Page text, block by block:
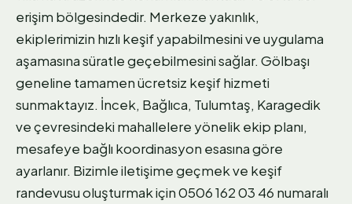
erişim bölgesindedir. Merkeze yakınlık,
ekiplerimizin hızlı keşif yapabilmesini ve uygulama
aşamasına süratle geçebilmesini sağlar. Gölbaşı
geneline tamamen ücretsiz keşif hizmeti
sunmaktayız. İncek, Bağlıca, Tulumtaş, Karagedik
ve çevresindeki mahallelere yönelik ekip planı,
mesafeye bağlı koordinasyon esasına göre
ayarlanır. Bizimle iletişime geçmek ve keşif
randevusu oluşturmak için 0506 162 03 46 numaralı